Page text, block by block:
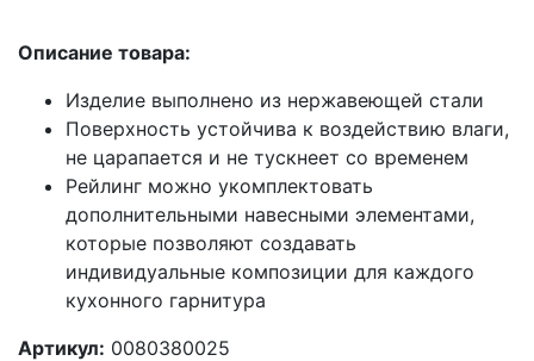
Описание товара:
Изделие выполнено из нержавеющей стали
Поверхность устойчива к воздействию влаги,
не царапается и не тускнеет со временем
Рейлинг можно укомплектовать
дополнительными навесными элементами,
которые позволяют создавать
индивидуальные композиции для каждого
кухонного гарнитура
Артикул: 0080380025